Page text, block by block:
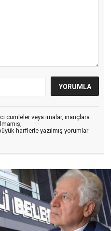
cümleler veya imalar, inançlara
harflerle yazılmış yorumlar